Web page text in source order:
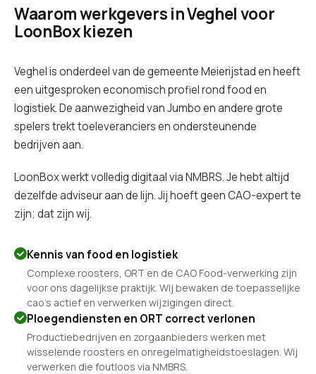
Waarom werkgevers in Veghel voor
LoonBox kiezen
Veghel is onderdeel van de gemeente Meierijstad en heeft
een uitgesproken economisch profiel rond food en
logistiek. De aanwezigheid van Jumbo en andere grote
spelers trekt toeleveranciers en ondersteunende
bedrijven aan.
LoonBox werkt volledig digitaal via NMBRS. Je hebt altijd
dezelfde adviseur aan de lijn. Jij hoeft geen CAO-expert te
zijn; dat zijn wij.
Kennis van food en logistiek
Complexe roosters, ORT en de CAO Food-verwerking zijn
voor ons dagelijkse praktijk. Wij bewaken de toepasselijke
cao's actief en verwerken wijzigingen direct.
Ploegendiensten en ORT correct verlonen
Productiebedrijven en zorgaanbieders werken met
wisselende roosters en onregelmatigheidstoeslagen. Wij
verwerken die foutloos via NMBRS.